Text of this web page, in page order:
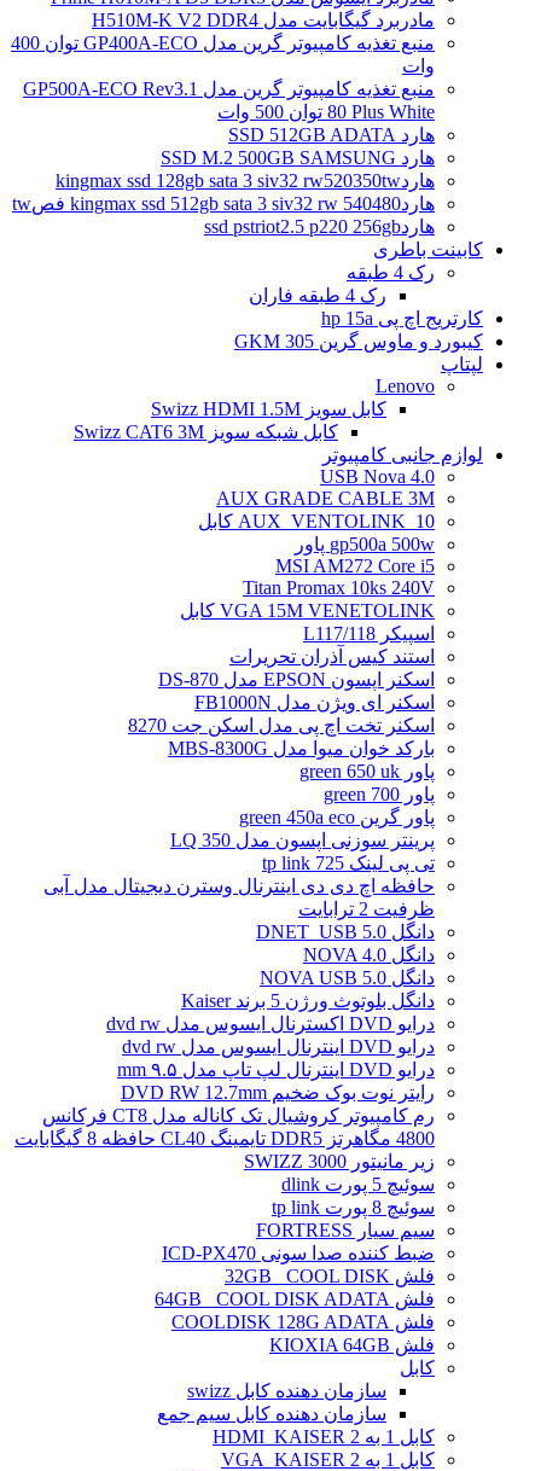
مادربرد گیگابایت مدل H510M-K V2 DDR4
منبع تغذیه کامپیوتر گرین مدل GP400A-ECO توان 400
وات
منبع تغذیه کامپیوتر گرین مدل GP500A-ECO Rev3.1
80 Plus White توان 500 وات
هارد SSD 512GB ADATA
هارد SSD M.2 500GB SAMSUNG
هاردkingmax ssd 128gb sata 3 siv32 rw520350tw
هاردkingmax ssd 512gb sata 3 siv32 rw 540480 فصtw
هاردssd pstriot2.5 p220 256gb
کابینت باطری
رک 4 طبقه
رک 4 طبقه فاران
کارتریج اچ پی hp 15a
کیبورد و ماوس گرین GKM 305
لپتاپ
Lenovo
کابل سویز Swizz HDMI 1.5M
کابل شبکه سویز Swizz CAT6 3M
لوازم جانبی کامپیوتر
4.0 USB Nova
AUX GRADE CABLE 3M
AUX_VENTOLINK_10 کابل
gp500a 500w پاور
MSI AM272 Core i5
Titan Promax 10ks 240V
VGA 15M VENETOLINK کابل
اسپیکر L117/118
استند کیس آذران تحریرات
اسکنر اپسون EPSON مدل DS-870
اسکنر ای ویژن مدل FB1000N
اسکنر تخت اچ پی مدل اسکن جت 8270
بارکد خوان میوا مدل MBS-8300G
پاور green 650 uk
پاور green 700
پاور گرین green 450a eco
پرینتر سوزنی اپسون مدل LQ 350
تی پی لینک tp link 725
حافظه اچ دی دی اینترنال وسترن دیجیتال مدل آبی
ظرفیت 2 ترابایت
دانگل DNET_USB 5.0
دانگل NOVA 4.0
دانگل NOVA USB 5.0
دانگل بلوتوث ورژن 5 برند Kaiser
درایو DVD اکسترنال ایسوس مدل dvd rw
درایو DVD اینترنال ایسوس مدل dvd rw
درایو DVD اینترنال لپ تاپ مدل ۹.۵ mm
رایتر نوت بوک ضخیم DVD RW 12.7mm
رم کامپیوتر کروشیال تک کاناله مدل CT8 فرکانس
4800 مگاهرتز DDR5 تایمینگ CL40 حافظه 8 گیگابایت
زیر مانیتور SWIZZ 3000
سوئیچ 5 پورت dlink
سوئیچ 8 پورت tp link
سیم سیار FORTRESS
ضبط کننده صدا سونی ICD-PX470
فلش 32GB _COOL DISK
فلش 64GB _COOL DISK ADATA
فلش COOLDISK 128G ADATA
فلش KIOXIA 64GB
کابل
سازمان دهنده کابل swizz
سازمان دهنده کابل سیم جمع
کابل 1 به 2 HDMI_KAISER
کابل 1 به 2 VGA_KAISER